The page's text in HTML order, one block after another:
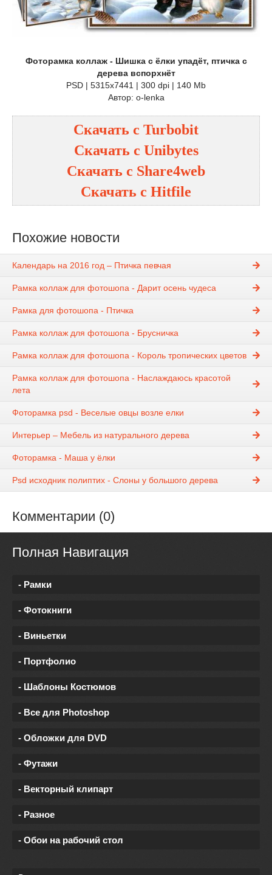
Фоторамка коллаж - Шишка с ёлки упадёт, птичка с
дерева вспорхнёт
PSD | 5315x7441 | 300 dpi | 140 Mb
Автор: o-lenka
Скачать с Turbobit
Скачать с Unibytes
Скачать с Share4web
Скачать с Hitfile
Похожие новости
Календарь на 2016 год – Птичка певчая
Рамка коллаж для фотошопа - Дарит осень чудеса
Рамка для фотошопа - Птичка
Рамка коллаж для фотошопа - Брусничка
Рамка коллаж для фотошопа - Король тропических цветов
Рамка коллаж для фотошопа - Наслаждаюсь красотой
лета
Фоторамка psd - Веселые овцы возле елки
Интерьер – Мебель из натурального дерева
Фоторамка - Маша у ёлки
Psd исходник полиптих - Слоны у большого дерева
Комментарии (0)
Полная Навигация
- Рамки
- Фотокниги
- Виньетки
- Портфолио
- Шаблоны Костюмов
- Все для Photoshop
- Обложки для DVD
- Футажи
- Векторный клипарт
- Разное
- Обои на рабочий стол